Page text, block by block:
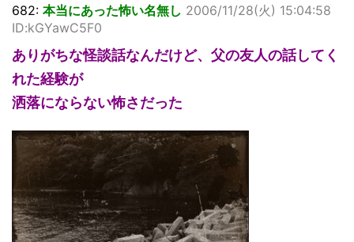
682: 本当にあった怖い名無し 2006/11/28(火) 15:04:58
ID:kGYawC5F0
ありがちな怪談話なんだけど、父の友人の話してく
れた経験が
洒落にならない怖さだった